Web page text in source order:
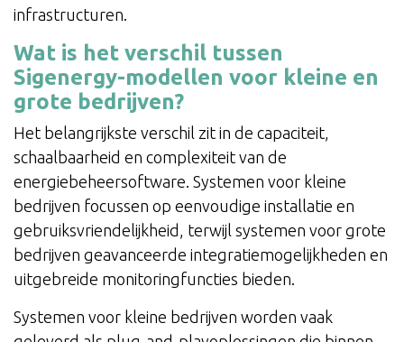
infrastructuren.
Wat is het verschil tussen
Sigenergy-modellen voor kleine en
grote bedrijven?
Het belangrijkste verschil zit in de capaciteit,
schaalbaarheid en complexiteit van de
energiebeheersoftware. Systemen voor kleine
bedrijven focussen op eenvoudige installatie en
gebruiksvriendelijkheid, terwijl systemen voor grote
bedrijven geavanceerde integratiemogelijkheden en
uitgebreide monitoringfuncties bieden.
Systemen voor kleine bedrijven worden vaak